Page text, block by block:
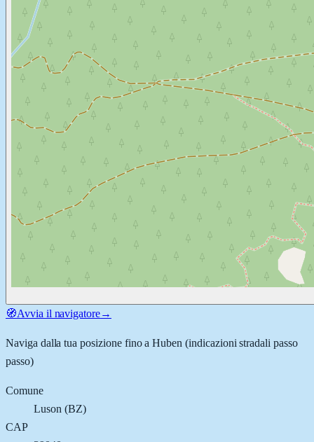
🧭Avvia il navigatore→
Naviga dalla tua posizione fino aHuben (indicazioni stradali passo
passo)
Comune
Luson (BZ)
CAP